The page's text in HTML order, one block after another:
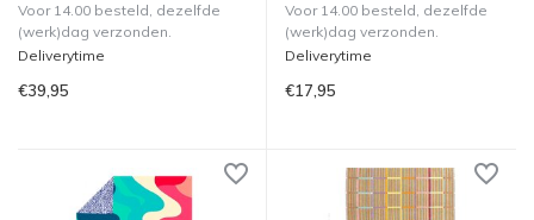
Voor 14.00 besteld, dezelfde
(werk)dag verzonden.
Deliverytime
€39,95
Voor 14.00 besteld, dezelfde
(werk)dag verzonden.
Deliverytime
€17,95